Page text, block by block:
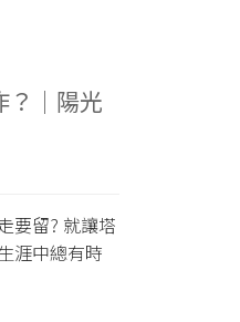
？｜陽光
要留? 就讓塔
涯中總有時